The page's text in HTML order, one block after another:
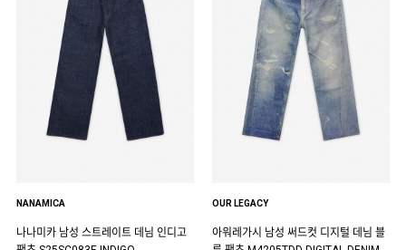
NANAMICA
나나미카 남성 스트레이트 데님 인디고
OUR LEGACY
아워레가시 남성 써드컷 디지털 데님 블